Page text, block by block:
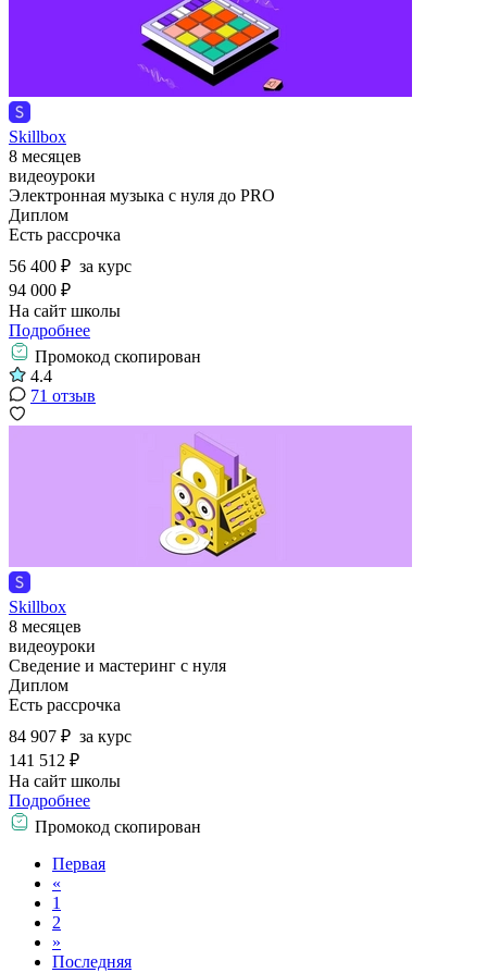
Skillbox
8 месяцев
видеоуроки
Электронная музыка с нуля до PRO
Диплом
Есть рассрочка
56 400 ₽ за курс
94 000 ₽
На сайт школы
Подробнее
Промокод скопирован
4.4
71 отзыв
Skillbox
8 месяцев
видеоуроки
Сведение и мастеринг с нуля
Диплом
Есть рассрочка
84 907 ₽ за курс
141 512 ₽
На сайт школы
Подробнее
Промокод скопирован
Первая
«
1
2
»
Последняя